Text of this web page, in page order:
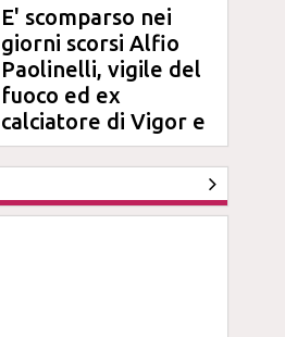
E' scomparso nei
giorni scorsi Alfio
Paolinelli, vigile del
fuoco ed ex
calciatore di Vigor e
Jesina